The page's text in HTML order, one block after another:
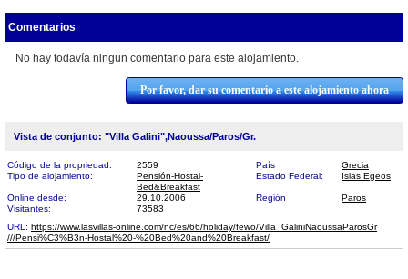
Comentarios
No hay todavía ningun comentario para este alojamiento.
Por favor, dar su comentario a este alojamiento ahora
Vista de conjunto: "Villa Galini",Naoussa/Paros/Gr.
Código de la propriedad: 2559 País
Grecia
Tipo de alojamiento:
Pensión-Hostal-
Bed&Breakfast
Estado Federal: Islas Egeos
Online desde: 29.10.2006 Región
Paros
Visitantes:
73583
URL: https://www.lasvillas-online.com/nc/es/66/holiday/fewo/Villa_GaliniNaoussaParosGr​
///Pensi%C3%B3n-Hostal%20-%20Bed%20and%20Breakfast/